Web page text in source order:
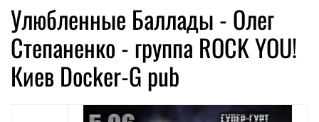
Улюбленные Баллады - Олег
Степаненко - группа ROCK YOU!
Киев Docker-G pub